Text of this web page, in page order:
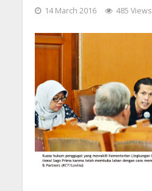
14 March 2016 485 Views